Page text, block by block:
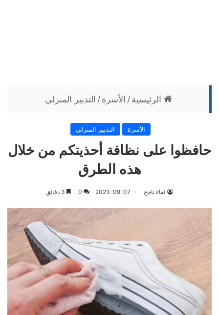
الرئيسية / الأسرة / التدبير المنزلي
الأسرة التدبير المنزلي
حافظوا على نظافة أحذيتكم من خلال
هذه الطرق
لقاء ناجح 2023-09-07
0